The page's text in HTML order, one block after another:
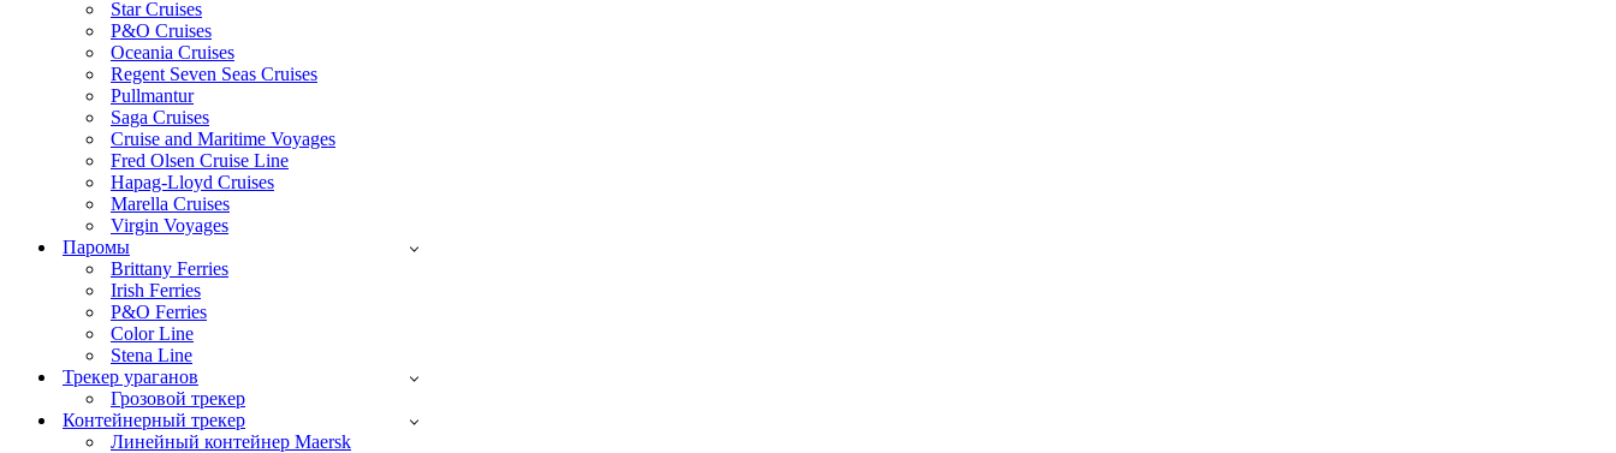
Star Cruises
P&O Cruises
Oceania Cruises
Regent Seven Seas Cruises
Pullmantur
Saga Cruises
Cruise and Maritime Voyages
Fred Olsen Cruise Line
Hapag-Lloyd Cruises
Marella Cruises
Virgin Voyages
Паромы
Brittany Ferries
Irish Ferries
P&O Ferries
Color Line
Stena Line
Трекер ураганов
Грозовой трекер
Контейнерный трекер
Линейный контейнер Maersk